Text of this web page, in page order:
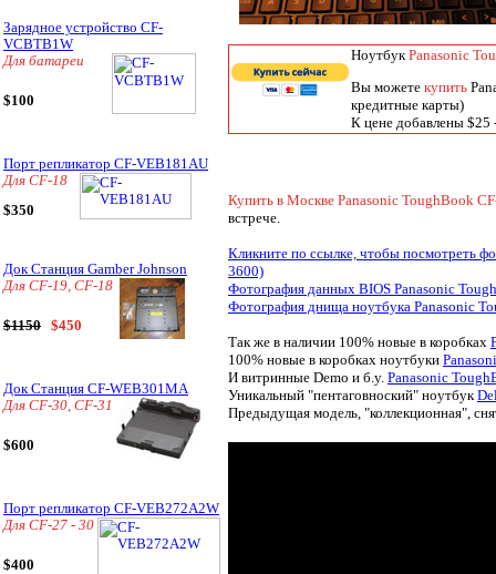
Зарядное устройство CF-
VCBTB1W
Для батареи
$100
Порт репликатор CF-VEB181AU
Для CF-18
$350
Док Станция Gamber Johnson
Для CF-19, CF-18
$1150 $450
Док Станция CF-WEB301MA
Для CF-30, CF-31
$600
Порт репликатор CF-VEB272A2W
Для CF-27 - 30
$400
НоутбукPanasonic
Вы можете купить
кредитные карты)
К цене добавлены $25
Купить в Москве Panasonic ToughBook
встрече.
Кликните по ссылке, чтобы посмотреть
3600)
Фотография данных BIOS Panasonic
Фотография днища ноутбука Panasonic
Так же в наличии 100% новые в коробках
100% новые в коробках ноутбуки
И витринные Demo и б.у. Panasonic
Уникальный "пентаговноский" ноутбук
Предыдущая модель, "коллекционная",